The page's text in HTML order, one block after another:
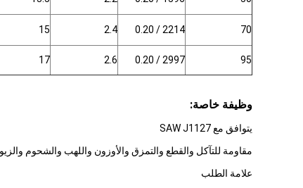
70
2214 / 0.20
2.4
15
95
2997 / 0.20
2.6
17
وظيفة خاصة:
يتوافق مع SAW J1127
مقاومة للتآكل والقطع والتمزق والأوزون واللهب والشحوم
علامة الطلب